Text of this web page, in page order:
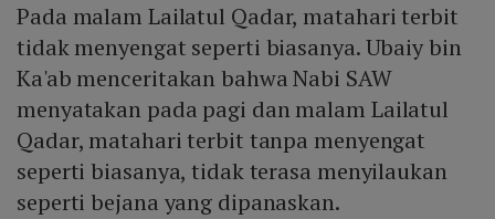
Pada malam Lailatul Qadar, matahari terbit
tidak menyengat seperti biasanya. Ubaiy bin
Ka'ab menceritakan bahwa Nabi SAW
menyatakan pada pagi dan malam Lailatul
Qadar, matahari terbit tanpa menyengat
seperti biasanya, tidak terasa menyilaukan
seperti bejana yang dipanaskan.